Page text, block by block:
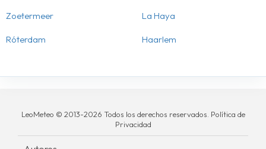
Zoetermeer La Haya
Róterdam Haarlem
LeoMeteo © 2013-2026 Todos los derechos reservados. Política de
Privacidad